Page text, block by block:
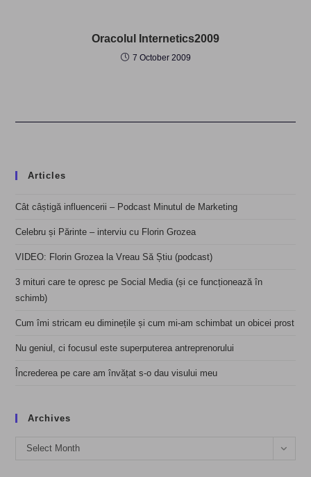
Oracolul Internetics2009
7 October 2009
Articles
Cât câștigă influencerii – Podcast Minutul de Marketing
Celebru și Părinte – interviu cu Florin Grozea
VIDEO: Florin Grozea la Vreau Să Știu (podcast)
3 mituri care te opresc pe Social Media (și ce funcționează în
schimb)
Cum îmi stricam eu diminețile și cum mi-am schimbat un obicei prost
Nu geniul, ci focusul este superputerea antreprenorului
Încrederea pe care am învățat s-o dau visului meu
Archives
Archives
Select Month